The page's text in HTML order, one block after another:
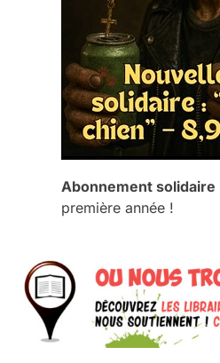
Abonnement solidaire
première année !